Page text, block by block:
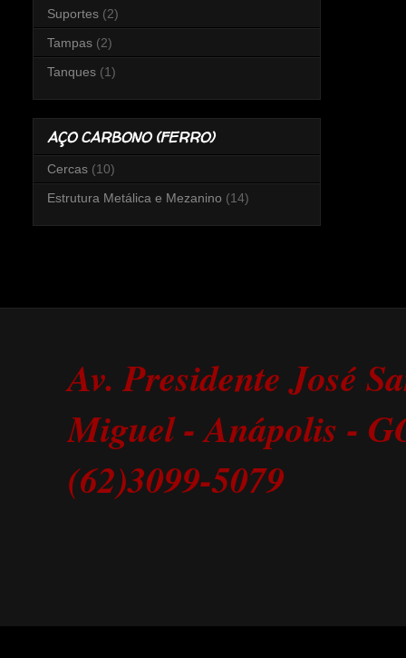
Suportes (2)
Tampas (2)
Tanques (1)
AÇO CARBONO (FERRO)
Cercas (10)
Estrutura Metálica e Mezanino (14)
Av. Presidente José
Miguel - Anápolis -
(62)3099-5079